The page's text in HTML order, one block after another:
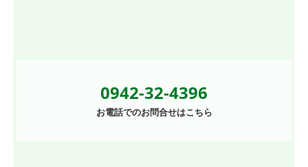
0942-32-4396
お電話でのお問合せはこちら